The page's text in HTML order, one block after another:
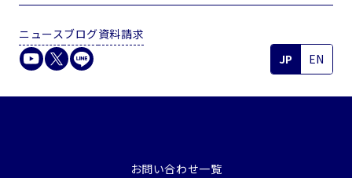
ニュースブログ資料請求
JP
EN
お問い合わせ一覧